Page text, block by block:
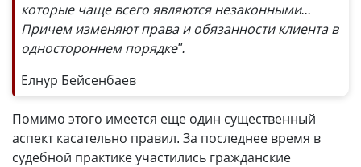
которые чаще всего являются незаконными...
Причем изменяют права и обязанности клиента в
одностороннем порядке".
Елнур Бейсенбаев
Помимо этого имеется еще один существенный
аспект касательно правил. За последнее время в
судебной практике участились гражданские